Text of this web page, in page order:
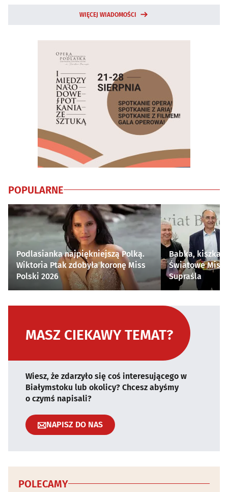
WIĘCEJ WIADOMOŚCI
POPULARNE
Podlasianka najpiękniejszą Polką.
Wiktoria Ptak zdobyła koronę Miss
Polski 2026
Babka, kiszka i
Światowe
Supraśla
MASZ CIEKAWY TEMAT?
Wiesz, że zdarzyło się coś interesującego w
Białymstoku lub okolicy? Chcesz abyśmy
o czymś napisali?
NAPISZ DO NAS
POLECAMY